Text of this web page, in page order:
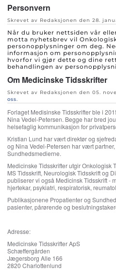
Personvern
Skrevet av Redaksjonen den 28.
Når du bruker nettsiden vår
motta nyhetsbrev vil
personopplysninger om deg.
informasjon om
hvorfor vi gjør dette og dine
behandlingen av
Om Medicinske Tidsskrifter
Skrevet av Redaksjonen den 05.
oss.
Forlaget Medisinske Tidsskrifter ble i
Nina Vedel-Petersen. Begge har bred
helsefaglig kommunikasjon for
Kristian Lund har vært direktør og
og Nina Vedel-Petersen har vært
Sundhedsmedierne.
Medicinske Tidsskrifter utgir Onkologisk
MS Tidsskrift, Neurologisk Tidsskrift og
publiserer vi også Medicinsk Tidsskrift -
hjertekar, psykiatri, respiratorisk,
Publikasjonene Propatienter og
pasienter, pårørende og
Adresse:
Medicinske Tidsskrifter ApS
Schæffergården
Jægersborg Alle 166
2820 Charlottenlund